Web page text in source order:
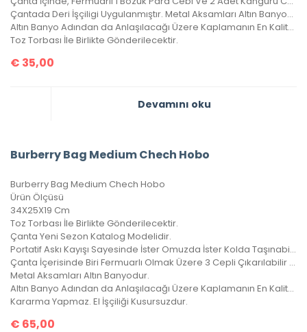
Çantada Deri İşçiligi Uygulanmıştır. Metal Aksamları Altın Banyodur.
Altın Banyo Adından da Anlaşılacağı Üzere Kaplamanın En Kaliteli Olanıdır, Kararma Yapmaz.
Toz Torbası İle Birlikte Gönderilecektir.
€ 35,00
Devamını oku
Burberry Bag Medium Chech Hobo
Burberry Bag Medium Chech Hobo
Ürün Ölçüsü
34X25X19 Cm
Toz Torbası İle Birlikte Gönderilecektir.
Çanta Yeni Sezon Katalog Modelidir.
Portatif Askı Kayışı Sayesinde İster Omuzda İster Kolda Taşınabilir.
Çanta İçerisinde Biri Fermuarlı Olmak Üzere 3 Cepli Çıkarılabilir Cüzdanı Vardır.
Metal Aksamları Altın Banyodur.
Altın Banyo Adından da Anlaşılacağı Üzere Kaplamanın En Kaliteli Olanıdır.
Kararma Yapmaz. El İşçiliği Kusursuzdur.
€ 65,00